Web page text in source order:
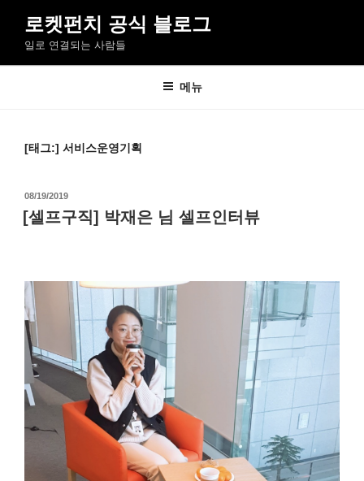
로
로켓펀치 공식 블로그
일로 연결되는 사람들
메뉴
[태그:] 서비스운영기획
작
성
일
08/19/2019
[셀프구직] 박재은 님 셀프인터뷰